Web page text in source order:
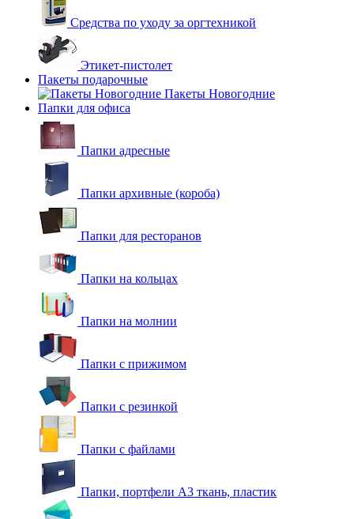
Средства по уходу за оргтехникой
Этикет-пистолет
Пакеты подарочные
Пакеты Новогодние
Папки для офиса
Папки адресные
Папки архивные (короба)
Папки для ресторанов
Папки на кольцах
Папки на молнии
Папки с прижимом
Папки с резинкой
Папки с файлами
Папки, портфели А3 ткань, пластик